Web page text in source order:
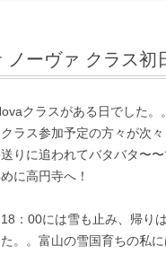
ノーヴァ クラス初
クラスがある日でした。
ラス参加予定の方々が次
りに追われてバタバタ〜
に高円寺へ！
：00には雪も止み、帰り
。。富山の雪国育ちの私